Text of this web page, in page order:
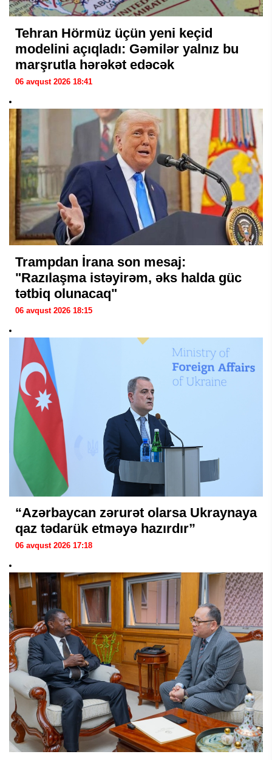
Tehran Hörmüz üçün yeni keçid
modelini açıqladı: Gəmilər yalnız bu
marşrutla hərəkət edəcək
06 avqust 2026 18:41
Trampdan İrana son mesaj:
"Razılaşma istəyirəm, əks halda güc
tətbiq olunacaq"
06 avqust 2026 18:15
“Azərbaycan zərurət olarsa Ukraynaya
qaz tədarük etməyə hazırdır”
06 avqust 2026 17:18